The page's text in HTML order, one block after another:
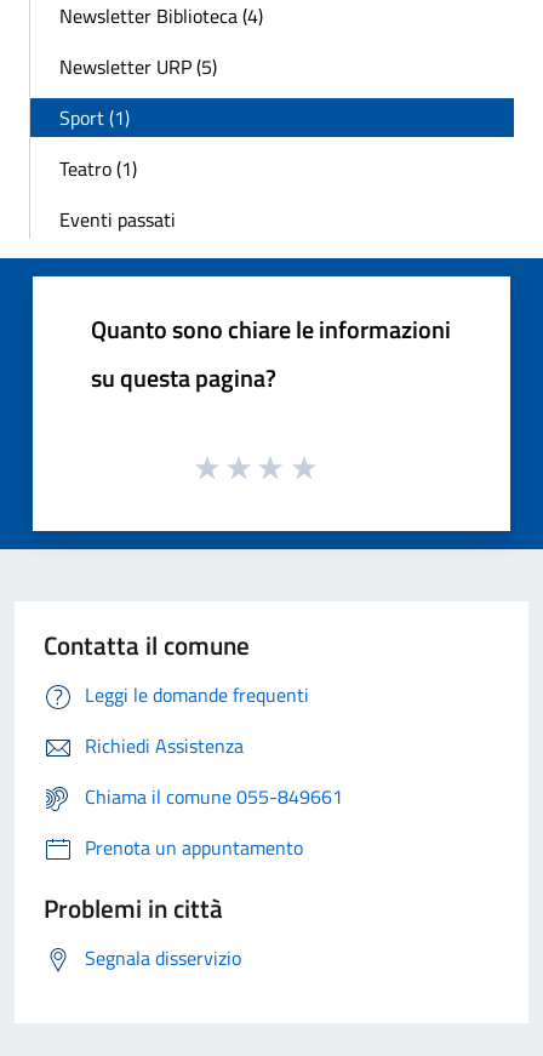
Newsletter Biblioteca (4)
Newsletter URP (5)
Sport (1)
Teatro (1)
Eventi passati
Quanto sono chiare le informazioni
su questa pagina?
Contatta il comune
Leggi le domande frequenti
Richiedi Assistenza
Chiama il comune 055-849661
Prenota un appuntamento
Problemi in città
Segnala disservizio